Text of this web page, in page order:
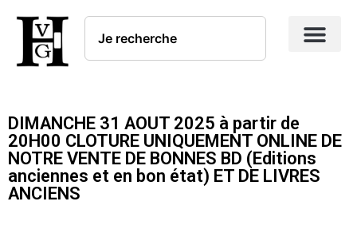
DIMANCHE 31 AOUT 2025 à partir de
20H00 CLOTURE UNIQUEMENT ONLINE DE
NOTRE VENTE DE BONNES BD (Editions
anciennes et en bon état) ET DE LIVRES
ANCIENS